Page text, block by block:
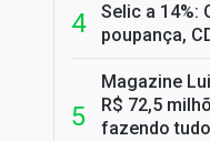
Selic a 14%:
poupança,
Magazine
R$ 72,5
fazendo